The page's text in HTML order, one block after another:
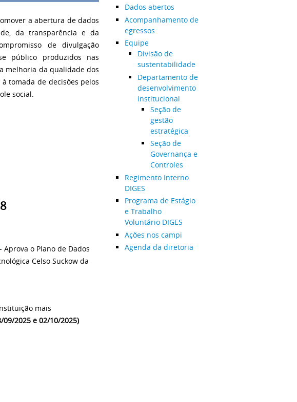
a abertura de dados
da transparência e da
de divulgação
público produzidos nas
melhoria da qualidade dos
tomada de decisões pelos
social.
- Aprova o Plano de Dados
Celso Suckow da
mais
2025 e 02/10/2025)
Dados abertos
Acompanhamento de
egressos
Equipe
Divisão de
sustentabilidade
Departamento de
desenvolvimento
institucional
Seção de
gestão
estratégica
Seção de
Governança e
Controles
Regimento Interno
DIGES
Programa de Estágio
e Trabalho
Voluntário DIGES
Ações nos campi
Agenda da diretoria